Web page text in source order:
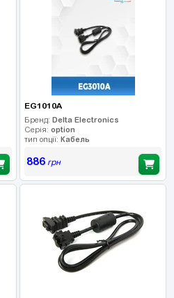
EG1010A
Бренд: Delta Electronics
Серія: option
тип опції: Кабель
886грн